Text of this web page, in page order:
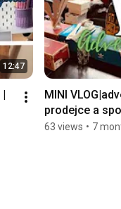
12:47
MINI
prodejce a
63 views • 7